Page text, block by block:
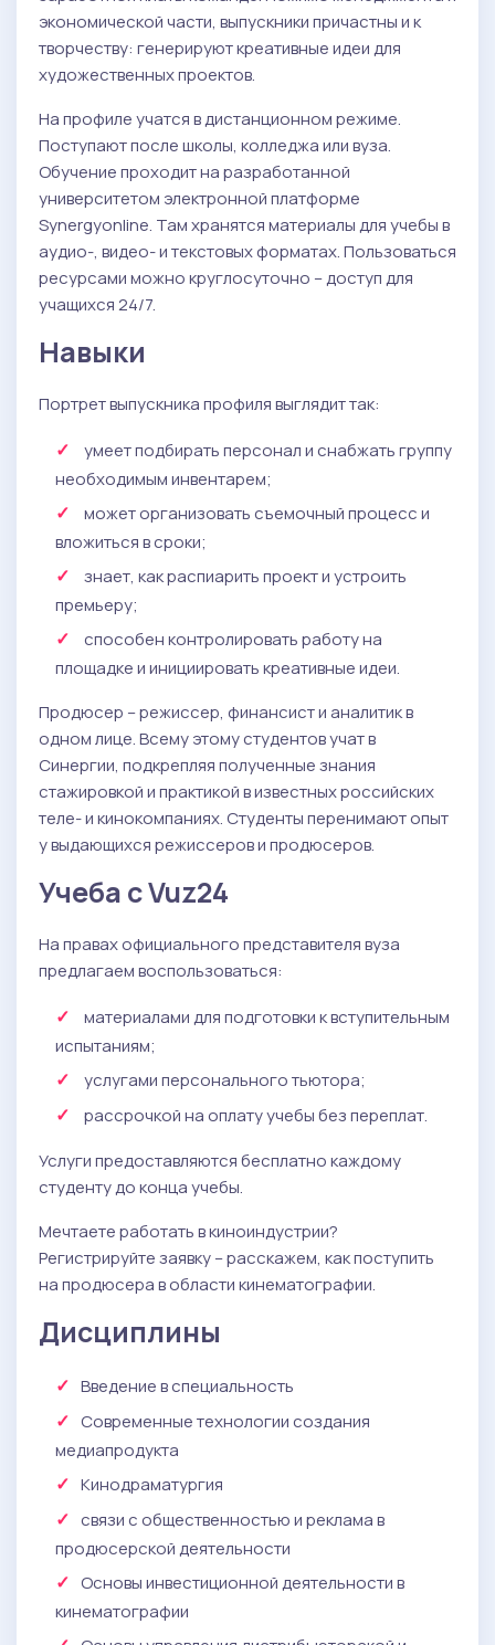
экономической части, выпускники причастны и к
творчеству: генерируют креативные идеи для
художественных проектов.
На профиле учатся в дистанционном режиме.
Поступают после школы, колледжа или вуза.
Обучение проходит на разработанной
университетом электронной платформе
Synergyonline. Там хранятся материалы для учебы в
аудио-, видео- и текстовых форматах. Пользоваться
ресурсами можно круглосуточно – доступ для
учащихся 24/7.
Навыки
Портрет выпускника профиля выглядит так:
умеет подбирать персонал и снабжать группу
необходимым инвентарем;
может организовать съемочный процесс и
вложиться в сроки;
знает, как распиарить проект и устроить
премьеру;
способен контролировать работу на
площадке и инициировать креативные идеи.
Продюсер – режиссер, финансист и аналитик в
одном лице. Всему этому студентов учат в
Синергии, подкрепляя полученные знания
стажировкой и практикой в известных российских
теле- и кинокомпаниях. Студенты перенимают опыт
у выдающихся режиссеров и продюсеров.
Учеба с Vuz24
На правах официального представителя вуза
предлагаем воспользоваться:
материалами для подготовки к вступительным
испытаниям;
услугами персонального тьютора;
рассрочкой на оплату учебы без переплат.
Услуги предоставляются бесплатно каждому
студенту до конца учебы.
Мечтаете работать в киноиндустрии?
Регистрируйте заявку – расскажем, как поступить
на продюсера в области кинематографии.
Дисциплины
Введение в специальность
Современные технологии создания
медиапродукта
Кинодраматургия
связи с общественностью и реклама в
продюсерской деятельности
Основы инвестиционной деятельности в
кинематографии